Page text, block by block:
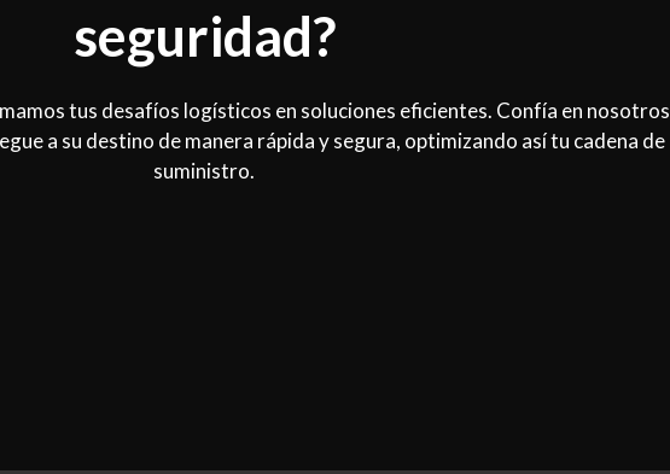
seguridad?
tus desafíos logísticos en soluciones eficientes. Confía en nosotros
a su destino de manera rápida y segura, optimizando así tu cadena de
suministro.